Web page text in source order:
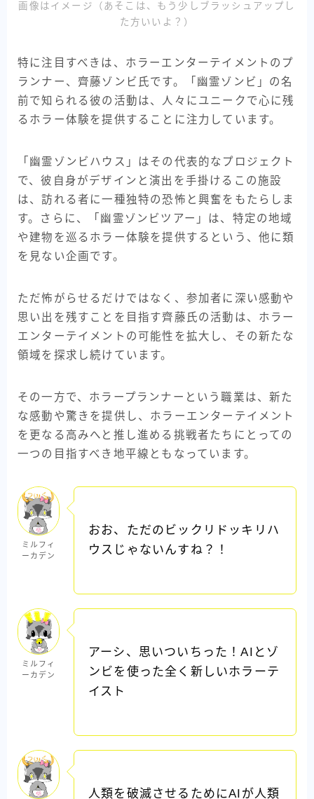
画像はイメージ（あそこは、もう少しブラッシュアップし
た方いいよ？）
特に注目すべきは、ホラーエンターテイメントのプ
ランナー、齊藤ゾンビ氏です。「幽霊ゾンビ」の名
前で知られる彼の活動は、人々にユニークで心に残
るホラー体験を提供することに注力しています。
「幽霊ゾンビハウス」はその代表的なプロジェクト
で、彼自身がデザインと演出を手掛けるこの施設
は、訪れる者に一種独特の恐怖と興奮をもたらしま
す。さらに、「幽霊ゾンビツアー」は、特定の地域
や建物を巡るホラー体験を提供するという、他に類
を見ない企画です。
ただ怖がらせるだけではなく、参加者に深い感動や
思い出を残すことを目指す齊藤氏の活動は、ホラー
エンターテイメントの可能性を拡大し、その新たな
領域を探求し続けています。
その一方で、ホラープランナーという職業は、新た
な感動や驚きを提供し、ホラーエンターテイメント
を更なる高みへと推し進める挑戦者たちにとっての
一つの目指すべき地平線ともなっています。
ミルフィ
ーカデン
おお、ただのビックリドッキリハ
ウスじゃないんすね？！
ミルフィ
ーカデン
アーシ、思いついちった！AIとゾ
ンビを使った全く新しいホラーテ
イスト
人類を破滅させるためにAIが人類